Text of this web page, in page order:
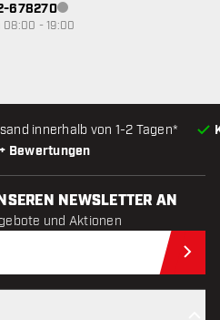
Bewertungen
innerhalb von 1-2 Tagen*
678270Kundenservice nicht
08:00 - 19:00
NEWSLETTER AN
und Aktionen